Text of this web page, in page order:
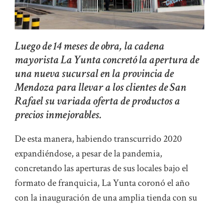
Luego de 14 meses de obra, la cadena
mayorista La Yunta concretó la apertura de
una nueva sucursal en la provincia de
Mendoza para llevar a los clientes de San
Rafael su variada oferta de productos a
precios inmejorables.
De esta manera, habiendo transcurrido 2020
expandiéndose, a pesar de la pandemia,
concretando las aperturas de sus locales bajo el
formato de franquicia, La Yunta coronó el año
con la inauguración de una amplia tienda con su